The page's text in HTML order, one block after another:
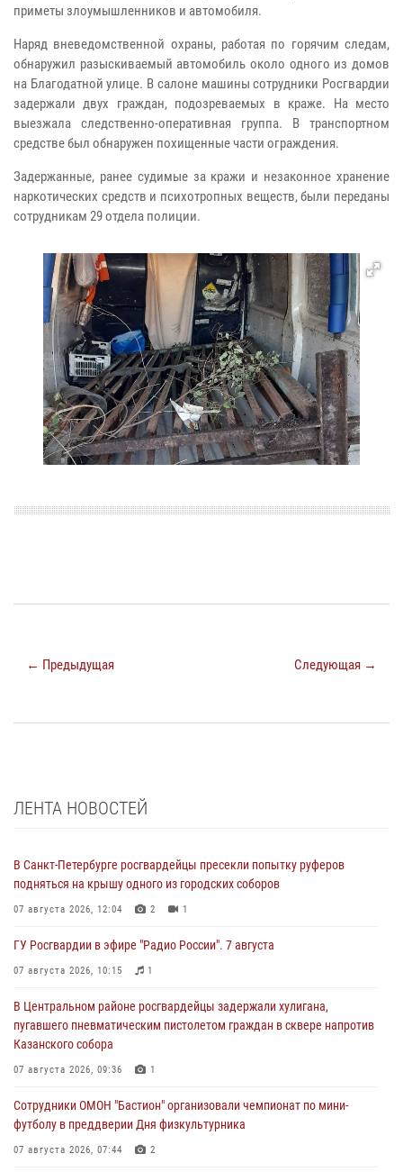
приметы злоумышленников и автомобиля.
Наряд вневедомственной охраны, работая по горячим следам,
обнаружил разыскиваемый автомобиль около одного из домов
на Благодатной улице. В салоне машины сотрудники Росгвардии
задержали двух граждан, подозреваемых в краже. На место
выезжала следственно-оперативная группа. В транспортном
средстве был обнаружен похищенные части ограждения.
Задержанные, ранее судимые за кражи и незаконное хранение
наркотических средств и психотропных веществ, были переданы
сотрудникам 29 отдела полиции.
← Предыдущая Следующая →
ЛЕНТА НОВОСТЕЙ
В Санкт-Петербурге росгвардейцы пресекли попытку руферов
подняться на крышу одного из городских соборов
07 августа 2026, 12:04 2 1
ГУ Росгвардии в эфире "Радио России". 7 августа
07 августа 2026, 10:15 1
В Центральном районе росгвардейцы задержали хулигана,
пугавшего пневматическим пистолетом граждан в сквере напротив
Казанского собора
07 августа 2026, 09:36 1
Сотрудники ОМОН "Бастион" организовали чемпионат по мини-
футболу в преддверии Дня физкультурника
07 августа 2026, 07:44 2